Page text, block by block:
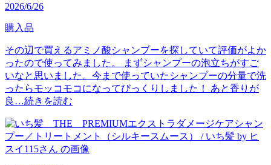
2026/6/26
購入品
その辺で買えるアミノ酸シャンプーを探していて評価がよか
ったので使ってみました。 まずシャンプーの泡立ちがすご
いなと思いました。今まで使っていたシャンプーの分量で洗
ったらモッコモコになってびっくりしました！ あと香りが
良…続きを読む